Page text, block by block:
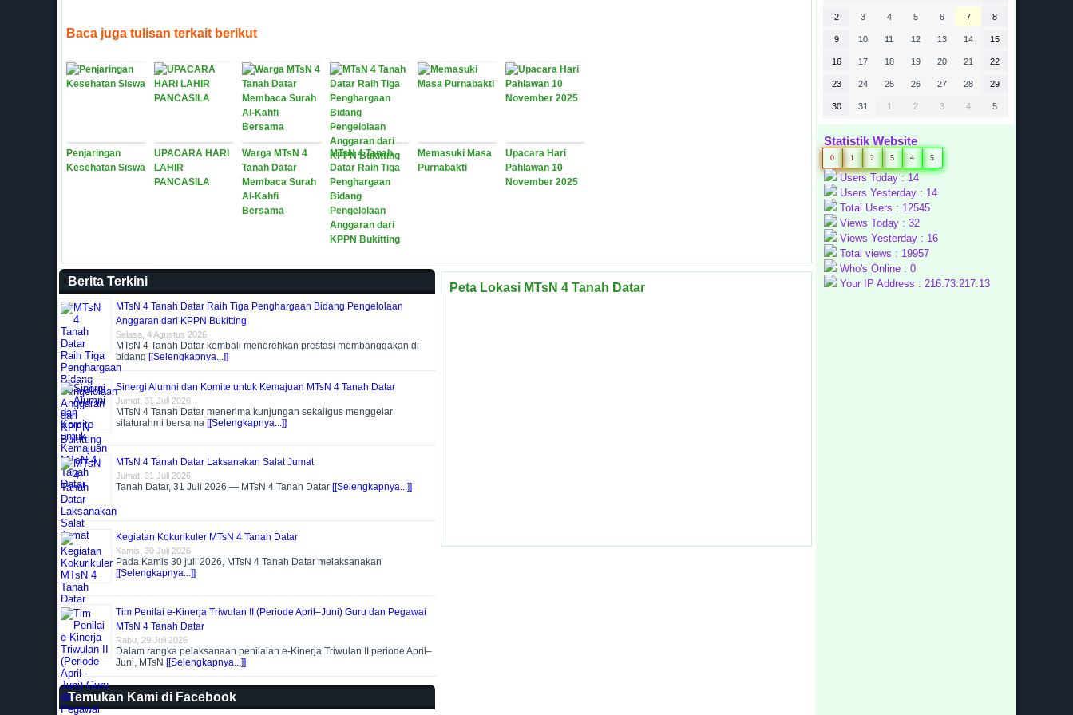
Baca juga tulisan terkait berikut
Penjaringan
Kesehatan Siswa
UPACARA HARI
LAHIR
PANCASILA
Warga MTsN 4
Tanah Datar
Membaca Surah
Al-Kahfi
Bersama
MTsN 4 Tanah
Datar Raih Tiga
Penghargaan
Bidang
Pengelolaan
Anggaran dari
KPPN Bukitting
Memasuki Masa
Purnabakti
Upacara Hari
Pahlawan 10
November 2025
Berita Terkini
MTsN 4 Tanah Datar Raih Tiga Penghargaan Bidang Pengelolaan
Anggaran dari KPPN Bukitting
Selasa, 4 Agustus 2026
MTsN 4 Tanah Datar kembali menorehkan prestasi membanggakan di
bidang [[Selengkapnya...]]
Sinergi Alumni dan Komite untuk Kemajuan MTsN 4 Tanah Datar
Jumat, 31 Juli 2026
MTsN 4 Tanah Datar menerima kunjungan sekaligus menggelar
silaturahmi bersama [[Selengkapnya...]]
MTsN 4 Tanah Datar Laksanakan Salat Jumat
Jumat, 31 Juli 2026
Tanah Datar, 31 Juli 2026 — MTsN 4 Tanah Datar [[Selengkapnya...]]
Kegiatan Kokurikuler MTsN 4 Tanah Datar
Kamis, 30 Juli 2026
Pada Kamis 30 juli 2026, MTsN 4 Tanah Datar melaksanakan
[[Selengkapnya...]]
Tim Penilai e-Kinerja Triwulan II (Periode April–Juni) Guru dan Pegawai
MTsN 4 Tanah Datar
Rabu, 29 Juli 2026
Dalam rangka pelaksanaan penilaian e-Kinerja Triwulan II periode April–
Juni, MTsN [[Selengkapnya...]]
Temukan Kami di Facebook
Peta Lokasi MTsN 4 Tanah Datar
2 3 4 5 6 7 8
9 10 11 12 13 14 15
16 17 18 19 20 21 22
23 24 25 26 27 28 29
30 31 1 2 3 4 5
Statistik Website
0 1 2 5 4 5
Users Today : 14
Users Yesterday : 14
Total Users : 12545
Views Today : 32
Views Yesterday : 16
Total views : 19957
Who's Online : 0
Your IP Address : 216.73.217.13